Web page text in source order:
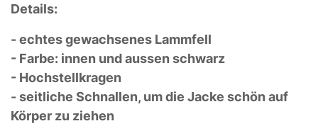
Details:
- echtes gewachsenes Lammfell
- Farbe: innen und aussen schwarz
- Hochstellkragen
- seitliche Schnallen, um die Jacke schön auf
Körper zu ziehen